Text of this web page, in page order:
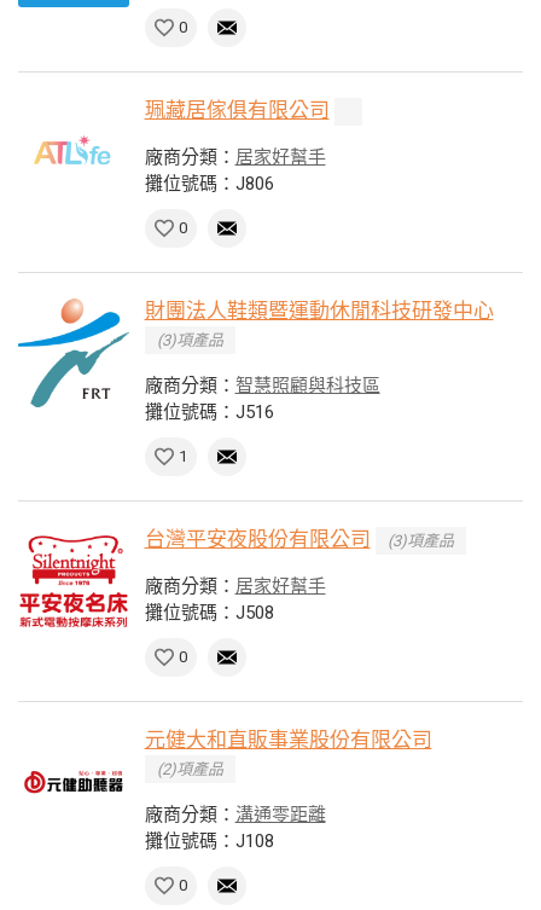
0
珮藏居傢俱有限公司
廠商分類： 居家好幫手
攤位號碼：J806
0
財團法人鞋類暨運動休閒科技研發中心
(3)項產品
廠商分類： 智慧照顧與科技區
攤位號碼：J516
1
台灣平安夜股份有限公司 (3)項產品
廠商分類： 居家好幫手
攤位號碼：J508
0
元健大和直販事業股份有限公司
(2)項產品
廠商分類： 溝通零距離
攤位號碼：J108
0